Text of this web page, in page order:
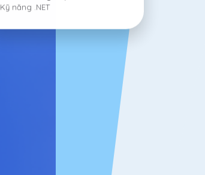
Kỹ năng .NET